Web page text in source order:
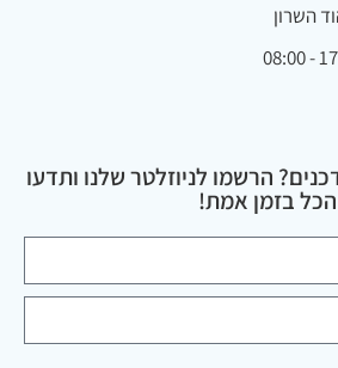
הרשמו לניוזלטר שלנו ותדעו
הכל בזמן אמת!